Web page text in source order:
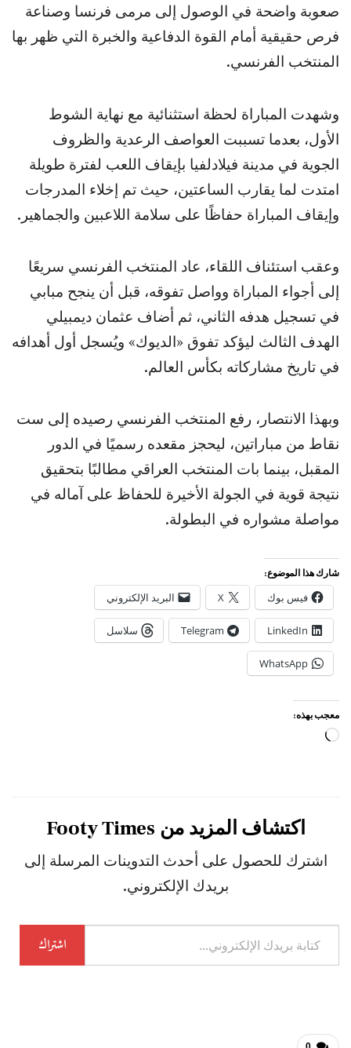
صعوبة واضحة في الوصول إلى مرمى فرنسا وصناعة
فرص حقيقية أمام القوة الدفاعية والخبرة التي ظهر بها
المنتخب الفرنسي.
وشهدت المباراة لحظة استثنائية مع نهاية الشوط
الأول، بعدما تسببت العواصف الرعدية والظروف
الجوية في مدينة فيلادلفيا بإيقاف اللعب لفترة طويلة
امتدت لما يقارب الساعتين، حيث تم إخلاء المدرجات
وإيقاف المباراة حفاظًا على سلامة اللاعبين والجماهير.
وعقب استئناف اللقاء، عاد المنتخب الفرنسي سريعًا
إلى أجواء المباراة وواصل تفوقه، قبل أن ينجح مبابي
في تسجيل هدفه الثاني، ثم أضاف عثمان ديمبيلي
الهدف الثالث ليؤكد تفوق «الديوك» ويُسجل أول أهدافه
في تاريخ مشاركاته بكأس العالم.
وبهذا الانتصار، رفع المنتخب الفرنسي رصيده إلى ست
نقاط من مباراتين، ليحجز مقعده رسميًا في الدور
المقبل، بينما بات المنتخب العراقي مطالبًا بتحقيق
نتيجة قوية في الجولة الأخيرة للحفاظ على آماله في
مواصلة مشواره في البطولة.
شارك هذا الموضوع:
فيس بوك X البريد الإلكتروني
LinkedIn
Telegram سلاسل
WhatsApp
معجب بهذه:
جاري
اكتشاف المزيد من Footy Times
اشترك للحصول على أحدث التدوينات المرسلة إلى
بريدك الإلكتروني.
كتابة
بريدك
اشتراك